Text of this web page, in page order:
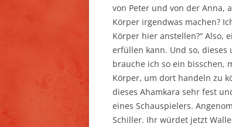
von Peter und von der Anna,
Körper irgendwas machen?
Körper hier anstellen?“ Also,
erfüllen kann. Und so,
brauche ich so ein bisschen,
Körper, um dort handeln zu
dieses Ahamkara sehr fest
eines Schauspielers.
Schiller. Ihr würdet jetzt